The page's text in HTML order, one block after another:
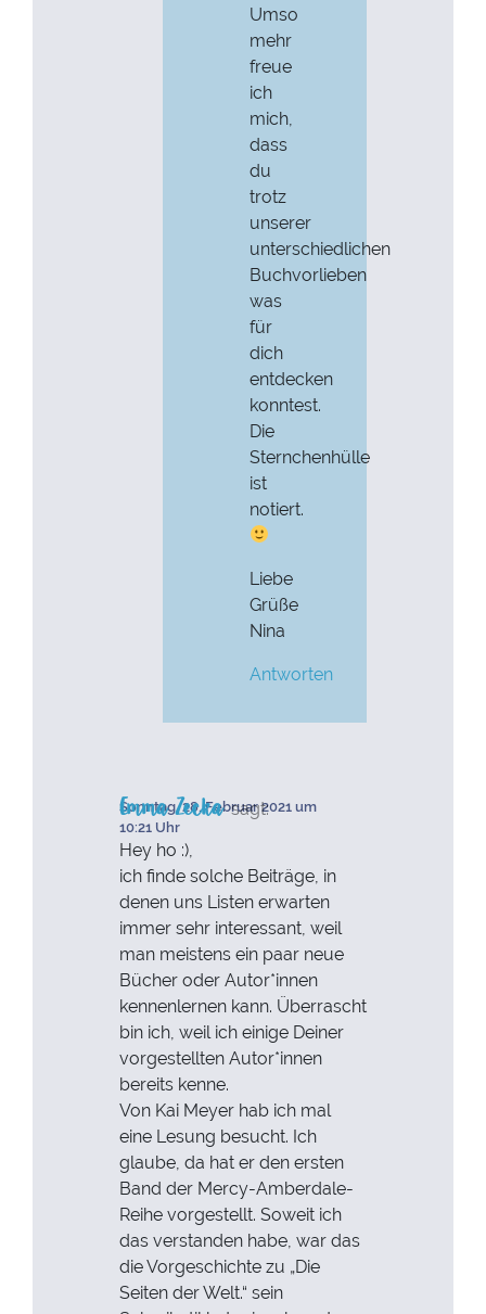
Umso
mehr
freue
ich
mich,
dass
du
trotz
unserer
unterschiedlichen
Buchvorlieben
was
für
dich
entdecken
konntest.
Die
Sternchenhülle
ist
notiert.
Liebe
Grüße
Nina
Antworten
Emma Zecka sagt:
Sonntag, 28. Februar 2021 um
10:21 Uhr
Hey ho :),
ich finde solche Beiträge, in
denen uns Listen erwarten
immer sehr interessant, weil
man meistens ein paar neue
Bücher oder Autor*innen
kennenlernen kann. Überrascht
bin ich, weil ich einige Deiner
vorgestellten Autor*innen
bereits kenne.
Von Kai Meyer hab ich mal
eine Lesung besucht. Ich
glaube, da hat er den ersten
Band der Mercy-Amberdale-
Reihe vorgestellt. Soweit ich
das verstanden habe, war das
die Vorgeschichte zu „Die
Seiten der Welt.“ sein